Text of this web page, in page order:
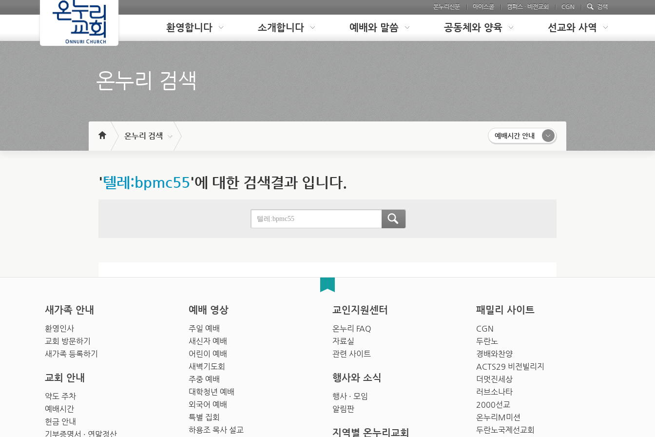
온누리신문 아이스쿨 캠퍼스 · 비전교회 CGN 검색
Loading 환영합니다 소개합니다 예배와 말씀 공동체와 양육 선교와 사역
온누리 검색
온누리 검색 예배시간 안내
'텔레:bpmc55'에 대한 검색결과 입니다.
새가족 안내
환영인사
교회 방문하기
새가족 등록하기
예배 영상
주일 예배
새신자 예배
어린이 예배
새벽기도회
주중 예배
대학청년 예배
외국어 예배
특별 집회
하용조 목사 설교
교인지원센터
온누리 FAQ
자료실
관련 사이트
패밀리 사이트
CGN
두란노
경배와찬양
ACTS29 비전빌리지
더멋진세상
러브소나타
2000선교
온누리M미션
두란노국제선교회
교회 안내
약도 주차
예배시간
헌금 안내
기부증명서 · 연말정산
행사와 소식
행사 · 모임
알림판
지역별 온누리교회